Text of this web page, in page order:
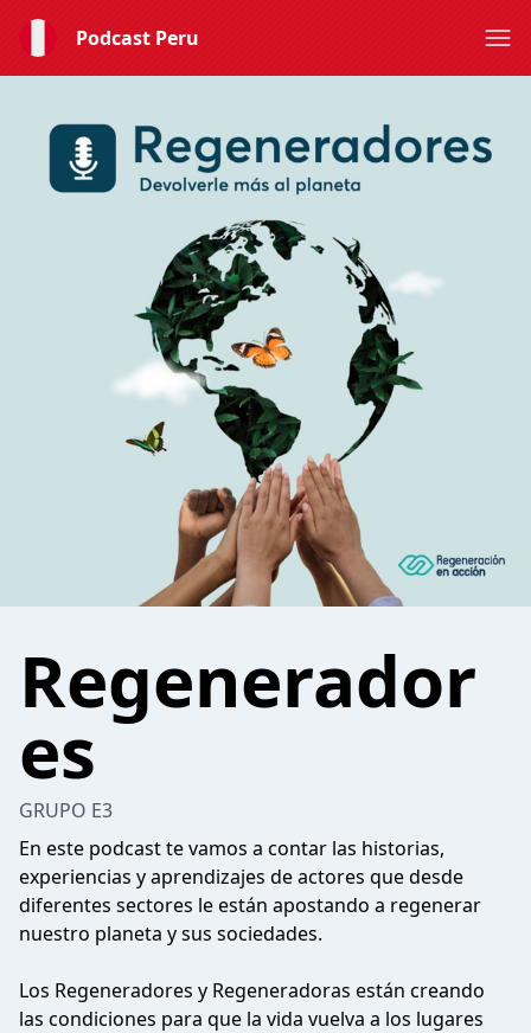
Podcast Peru
Regenerador
es
GRUPO E3
En este podcast te vamos a contar las historias,
experiencias y aprendizajes de actores que desde
diferentes sectores le están apostando a regenerar
nuestro planeta y sus sociedades.
Los Regeneradores y Regeneradoras están creando
las condiciones para que la vida vuelva a los lugares